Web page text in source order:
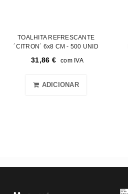
TOALHITA REFRESCANTE
´CITRON´ 6x8 CM - 500 UNID
31,86 € com IVA
ADICIONAR